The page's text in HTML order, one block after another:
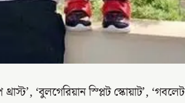
‘বুলগেরিয়ান স্প্লিট স্কোয়াট’, ‘গবলেট